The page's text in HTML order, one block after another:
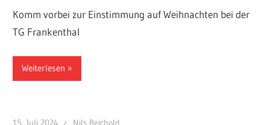
Komm vorbei zur Einstimmung auf Weihnachten bei der
TG Frankenthal
Weiterlesen
15. Juli 2024 Nils Reichold